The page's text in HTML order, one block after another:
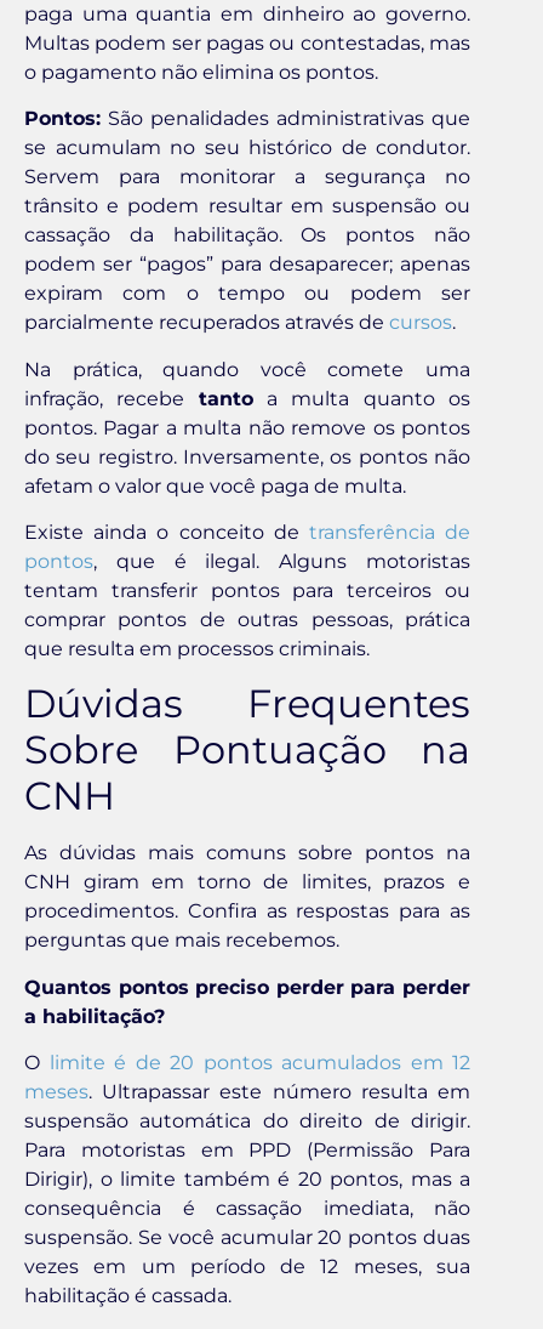
paga uma quantia em dinheiro ao governo.
Multas podem ser pagas ou contestadas, mas
o pagamento não elimina os pontos.
Pontos: São penalidades administrativas que
se acumulam no seu histórico de condutor.
Servem para monitorar a segurança no
trânsito e podem resultar em suspensão ou
cassação da habilitação. Os pontos não
podem ser “pagos” para desaparecer; apenas
expiram com o tempo ou podem ser
parcialmente recuperados através de cursos.
Na prática, quando você comete uma
infração, recebe tantoa multa quanto os
pontos. Pagar a multa não remove os pontos
do seu registro. Inversamente, os pontos não
afetam o valor que você paga de multa.
Existe ainda o conceito de transferência de
pontos, que é ilegal. Alguns motoristas
tentam transferir pontos para terceiros ou
comprar pontos de outras pessoas, prática
que resulta em processos criminais.
Dúvidas Frequentes
Sobre Pontuação na
CNH
As dúvidas mais comuns sobre pontos na
CNH giram em torno de limites, prazos e
procedimentos. Confira as respostas para as
perguntas que mais recebemos.
Quantos pontos preciso perder para perder
a habilitação?
O limite é de 20 pontos acumulados em 12
meses. Ultrapassar este número resulta em
suspensão automática do direito de dirigir.
Para motoristas em PPD (Permissão Para
Dirigir), o limite também é 20 pontos, mas a
consequência é cassação imediata, não
suspensão. Se você acumular 20 pontos duas
vezes em um período de 12 meses, sua
habilitação é cassada.